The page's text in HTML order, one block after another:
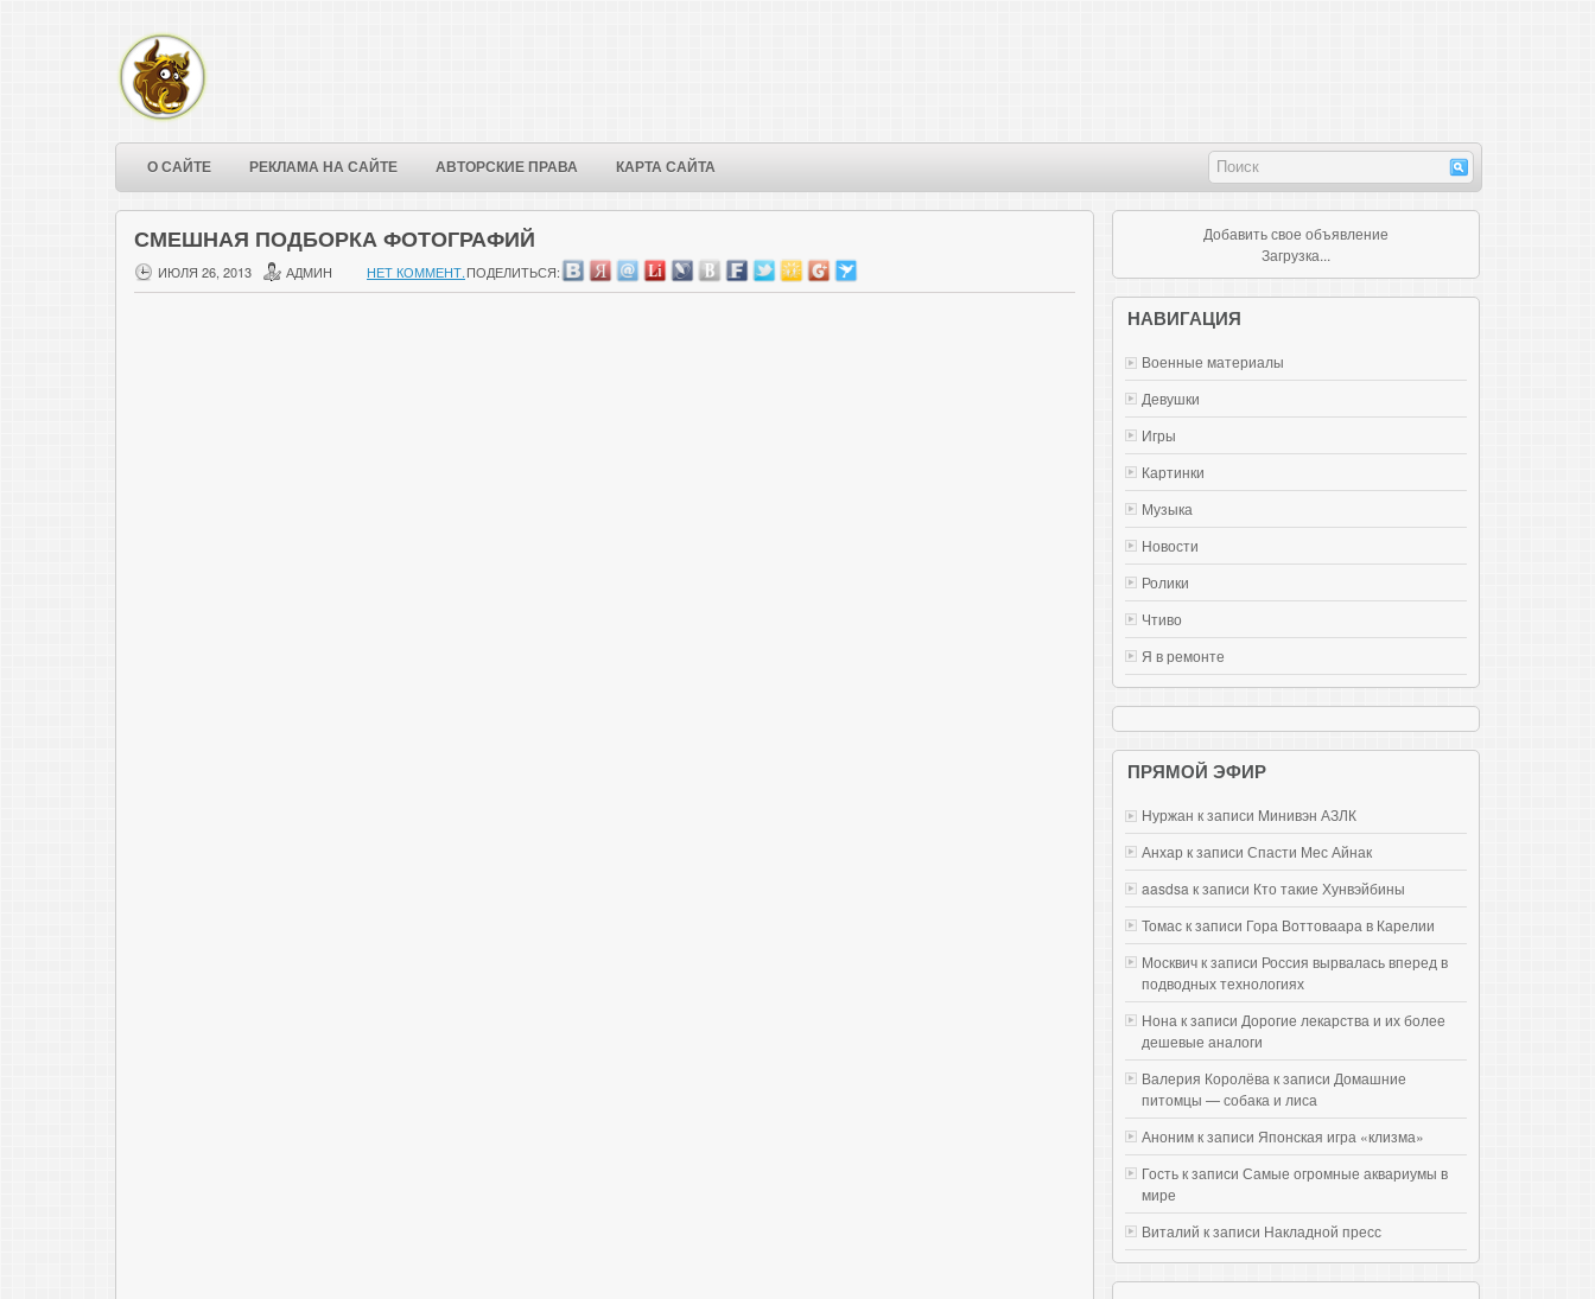
О САЙТЕ РЕКЛАМА НА САЙТЕ АВТОРСКИЕ ПРАВА КАРТА САЙТА
СМЕШНАЯ ПОДБОРКА ФОТОГРАФИЙ
ИЮЛЯ 26, 2013 АДМИН НЕТ КОММЕНТ.ПОДЕЛИТЬСЯ:
Добавить свое объявление
Загрузка...
НАВИГАЦИЯ
Военные материалы
Девушки
Игры
Картинки
Музыка
Новости
Ролики
Чтиво
Я в ремонте
ПРЯМОЙ ЭФИР
Нуржан к записи Mинивэн АЗЛК
Анхар к записи Спасти Мес Айнак
aasdsa к записи Кто такие Хунвэйбины
Томас к записи Гора Воттоваара в Карелии
Москвич к записи Россия вырвалась вперед в
подводных технологиях
Нона к записи Дорогие лекарства и их более
дешевые аналоги
Валерия Королёва к записи Домашние
питомцы — собака и лиса
Аноним к записи Японская игра «клизма»
Гость к записи Самые огромные аквариумы в
мире
Виталий к записи Накладной пресс